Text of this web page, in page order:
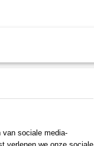
een monster!
van sociale media-